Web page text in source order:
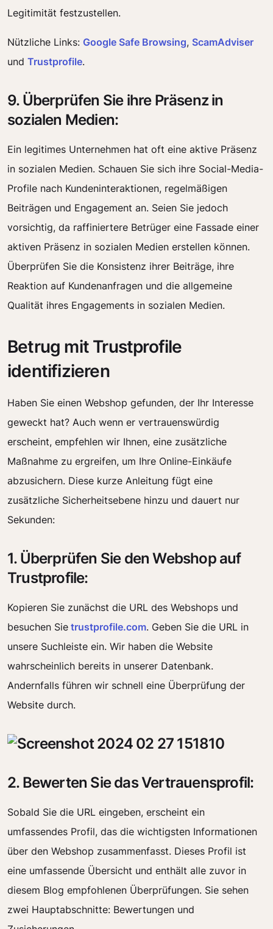
Legitimität festzustellen.
Nützliche Links: Google Safe Browsing, ScamAdviser
und Trustprofile.
9. Überprüfen Sie ihre Präsenz in
sozialen Medien:
Ein legitimes Unternehmen hat oft eine aktive Präsenz
in sozialen Medien. Schauen Sie sich ihre Social-Media-
Profile nach Kundeninteraktionen, regelmäßigen
Beiträgen und Engagement an. Seien Sie jedoch
vorsichtig, da raffiniertere Betrüger eine Fassade einer
aktiven Präsenz in sozialen Medien erstellen können.
Überprüfen Sie die Konsistenz ihrer Beiträge, ihre
Reaktion auf Kundenanfragen und die allgemeine
Qualität ihres Engagements in sozialen Medien.
Betrug mit Trustprofile
identifizieren
Haben Sie einen Webshop gefunden, der Ihr Interesse
geweckt hat? Auch wenn er vertrauenswürdig
erscheint, empfehlen wir Ihnen, eine zusätzliche
Maßnahme zu ergreifen, um Ihre Online-Einkäufe
abzusichern. Diese kurze Anleitung fügt eine
zusätzliche Sicherheitsebene hinzu und dauert nur
Sekunden:
1. Überprüfen Sie den Webshop auf
Trustprofile:
Kopieren Sie zunächst die URL des Webshops und
besuchen Sie trustprofile.com. Geben Sie die URL in
unsere Suchleiste ein. Wir haben die Website
wahrscheinlich bereits in unserer Datenbank.
Andernfalls führen wir schnell eine Überprüfung der
Website durch.
2. Bewerten Sie das Vertrauensprofil:
Sobald Sie die URL eingeben, erscheint ein
umfassendes Profil, das die wichtigsten Informationen
über den Webshop zusammenfasst. Dieses Profil ist
eine umfassende Übersicht und enthält alle zuvor in
diesem Blog empfohlenen Überprüfungen. Sie sehen
zwei Hauptabschnitte: Bewertungen und